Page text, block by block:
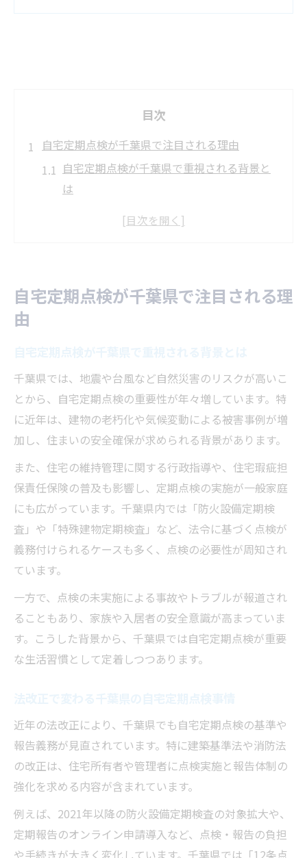
目次
自宅定期点検が千葉県で注目される理由
自宅定期点検が千葉県で重視される背景と
は
法改正で変わる千葉県の自宅定期点検事情
報告書提出先でわかる千葉県の自宅定期点
自宅定期点検が安心な暮らしを守るカギと
なる理由
自宅定期点検で家族の安全と資産を長く守
る方法
の実践
住まいのリスク予防に自宅定期点検が重要
なわけ
自宅定期点検を怠るリスクを生活の中で回
点検を怠ると千葉県で起こるリスクとは
自宅定期点検を怠った場合の千葉県での罰
則と影響
報告漏れによるリスクと自宅定期点検の必
の注意点
千葉県で自宅定期点検を怠ると発生するト
ラブル例
自宅定期点検を怠ると資産価値に与える悪
影響
定期点検の報告方法をわかりやすく解説
自宅定期点検の報告書提出先と手続きの流
自宅定期点検が千葉県で注目される理
由
千葉県では、地震や台風など自然災害のリスクが高いこ
とから、自宅定期点検の重要性が年々増しています。特
に近年は、建物の老朽化や気候変動による被害事例が増
加し、住まいの安全確保が求められる背景があります。
また、住宅の維持管理に関する行政指導や、住宅瑕疵担
保責任保険の普及も影響し、定期点検の実施が一般家庭
にも広がっています。千葉県内では「防火設備定期検
査」や「特殊建物定期検査」など、法令に基づく点検が
義務付けられるケースも多く、点検の必要性が周知され
ています。
一方で、点検の未実施による事故やトラブルが報道され
ることもあり、家族や入居者の安全意識が高まっていま
す。こうした背景から、千葉県では自宅定期点検が重要
な生活習慣として定着しつつあります。
近年の法改正により、千葉県でも自宅定期点検の基準や
報告義務が見直されています。特に建築基準法や消防法
の改正は、住宅所有者や管理者に点検実施と報告体制の
強化を求める内容が含まれています。
例えば、2021年以降の防火設備定期検査の対象拡大や、
定期報告のオンライン申請導入など、点検・報告の負担
や手続きが大きく変化しています。千葉県では「12条点